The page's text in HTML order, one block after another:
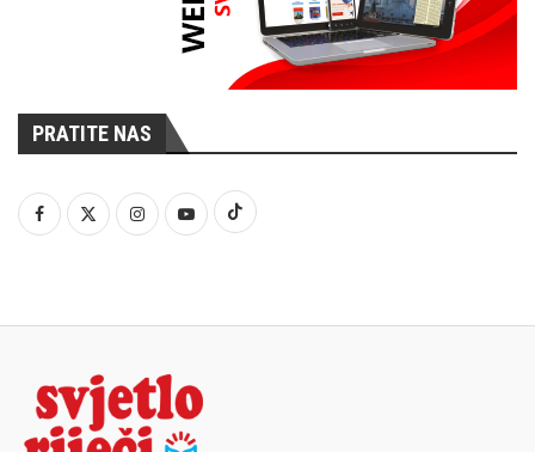
PRATITE NAS